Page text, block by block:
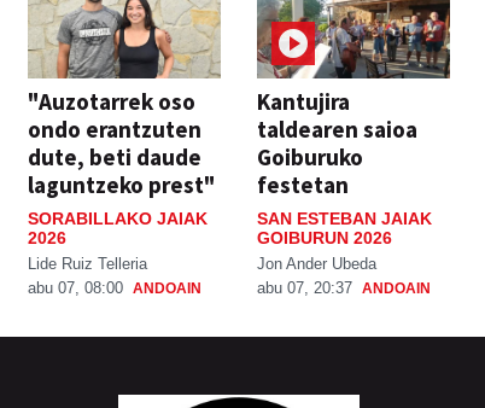
"Auzotarrek oso
ondo erantzuten
dute, beti daude
laguntzeko prest"
SORABILLAKO JAIAK
2026
Lide Ruiz Telleria
abu 07, 08:00 ANDOAIN
Kantujira
taldearen saioa
Goiburuko
festetan
SAN ESTEBAN JAIAK
GOIBURUN 2026
Jon Ander Ubeda
abu 07, 20:37 ANDOAIN